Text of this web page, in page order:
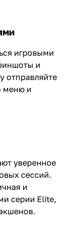
игровыми
и
отправляйте
меню и
уверенное
сессий.
и
серии Elite,